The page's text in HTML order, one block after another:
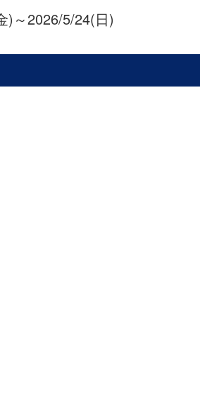
)～2026/5/24(日)